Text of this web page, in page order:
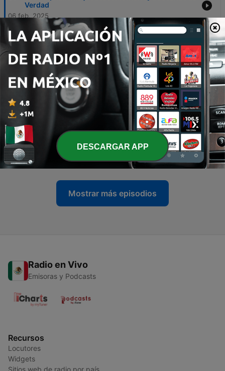
Verdad
06 feb. 2025
- La Casa dé Aramberri es un Restaurante??
17 oct. 2024
-
26 jul. 2024
27 - La Bruja de Guadalupe| Podcast Monterrey
Buscando La Verdad
16 abr. 2024
26 - Dr.Balli Treviño | Podcast Monterrey Buscando La
Verdad
09 abr. 2024
Mostrar más episodios
Radio en Vivo
Emisoras y Podcasts
Recursos
Locutores
Widgets
DESCARGAR APP